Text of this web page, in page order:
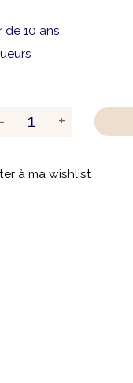
de 10 ans
à ma wishlist